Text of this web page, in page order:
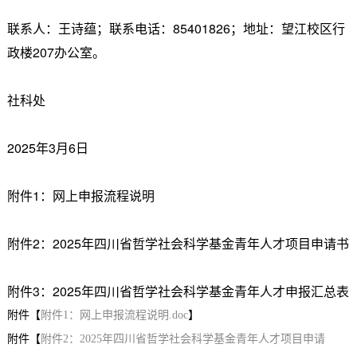
联系人：王诗蕴；联系电话：85401826；地址：望江校区行
政楼207办公室。
社科处
2025年3月6日
附件1：网上申报流程说明
附件2：2025年四川省哲学社会科学基金青年人才项目申请书
附件3：2025年四川省哲学社会科学基金青年人才申报汇总表
附件【 附件1：网上申报流程说明.doc】
附件【 附件2：2025年四川省哲学社会科学基金青年人才项目申请